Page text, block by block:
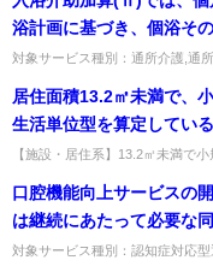
ハビリテーションを実施し
る医療提供施設（原則とし
可病床数200床未満のもの
る。）と連携する場合も
きるものと考えてよいか。
一法人の指定訪問リハビリテ...
浴計画に基づき、個浴そ
利用者の居宅の状況に近
にて、入浴介助を行うこと
っているが、この場合の入
助とは具体的にどのような
を想定しているのか。
対象サービス種別：通所介護,通
防認知症対応型通所介護,認知症対
所介護基準種別:介護報酬...
居住面積13.2㎡未満で、
生活単位型を算定してい
養護老人ホームの居室は
ット型個室となるのか。
【施設・居住系】13.2㎡未満で
個室・準個室どちらか。経過措置
て今後もユニット型個室...
口腔機能向上サービスの
は継続にあたって必要な
は、利用者又はその家族
対象サービス種別：認知症対応型